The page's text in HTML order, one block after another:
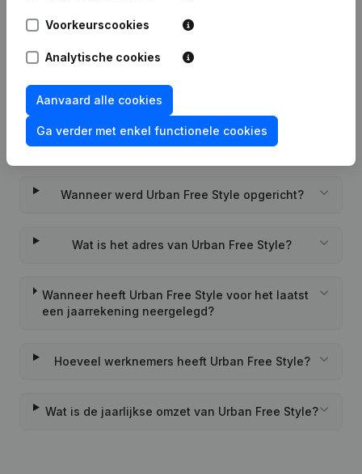
Veelgestelde vragen
Free Style
Wat is het PEPPOL ID van Urban Free Style?
Wanneer werd Urban Free Style opgericht?
Wat is het adres van Urban Free Style?
Wanneer heeft Urban Free Style voor het laatst
een jaarrekening neergelegd?
Hoeveel werknemers heeft Urban Free Style?
Wat is de jaarlijkse omzet van Urban Free Style?
Voorkeurscookies
Analytische cookies
Aanvaard alle cookies
Ga verder met enkel functionele cookies